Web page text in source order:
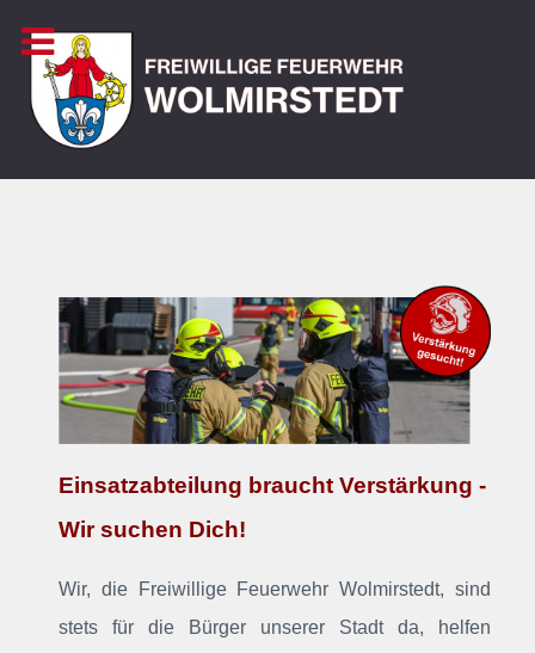
Einsatzabteilung braucht Verstärkung -
Wir suchen Dich!
Wir, die Freiwillige Feuerwehr Wolmirstedt, sind
stets für die Bürger unserer Stadt da, helfen